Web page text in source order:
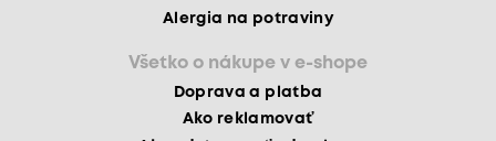
Alergia na potraviny
Všetko o nákupe v e-shope
Doprava a platba
Ako reklamovať